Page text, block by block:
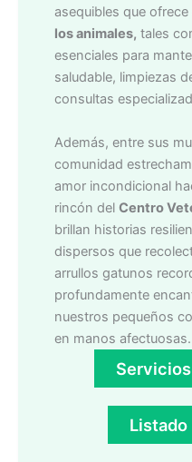
asequibles que ofrece
los animales, tales
esenciales para
saludable, limpiezas
consultas
Además, entre sus
comunidad
amor incondicional
rincón del Centro
brillan historias
dispersos que
arrullos gatunos
profundamente
nuestros pequeños
en manos